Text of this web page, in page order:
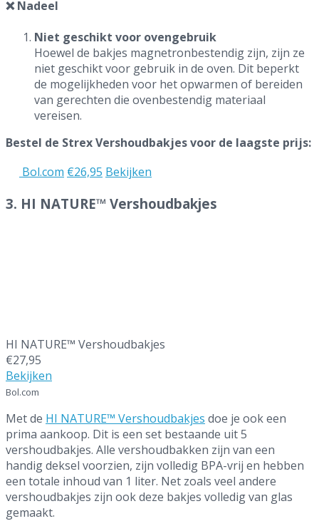
❌ Nadeel
Niet geschikt voor ovengebruik
Hoewel de bakjes magnetronbestendig zijn, zijn ze
niet geschikt voor gebruik in de oven. Dit beperkt
de mogelijkheden voor het opwarmen of bereiden
van gerechten die ovenbestendig materiaal
vereisen.
Bestel de Strex Vershoudbakjes voor de laagste prijs:
Bol.com €26,95 Bekijken
3. HI NATURE™ Vershoudbakjes
HI NATURE™ Vershoudbakjes
€27,95
Bekijken
Bol.com
Met de HI NATURE™ Vershoudbakjes doe je ook een
prima aankoop. Dit is een set bestaande uit 5
vershoudbakjes. Alle vershoudbakken zijn van een
handig deksel voorzien, zijn volledig BPA-vrij en hebben
een totale inhoud van 1 liter. Net zoals veel andere
vershoudbakjes zijn ook deze bakjes volledig van glas
gemaakt.